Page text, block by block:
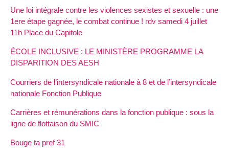
Une loi intégrale contre les violences sexistes et sexuelle : une
1ere étape gagnée, le combat continue ! rdv samedi 4 juillet
11h Place du Capitole
ÉCOLE INCLUSIVE : LE MINISTÈRE PROGRAMME LA
DISPARITION DES AESH
Courriers de l’intersyndicale nationale à 8 et de l’intersyndicale
nationale Fonction Publique
Carrières et rémunérations dans la fonction publique : sous la
ligne de flottaison du SMIC
Bouge ta pref 31